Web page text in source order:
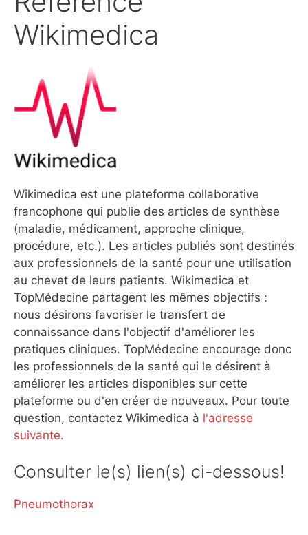
Wikimedica
Wikimedica est une plateforme collaborative
francophone qui publie des articles de synthèse
(maladie, médicament, approche clinique,
procédure, etc.). Les articles publiés sont destinés
aux professionnels de la santé pour une utilisation
au chevet de leurs patients. Wikimedica et
TopMédecine partagent les mêmes objectifs :
nous désirons favoriser le transfert de
connaissance dans l'objectif d'améliorer les
pratiques cliniques. TopMédecine encourage donc
les professionnels de la santé qui le désirent à
améliorer les articles disponibles sur cette
plateforme ou d'en créer de nouveaux. Pour toute
question, contactez Wikimedica à l'adresse
suivante.
Consulter le(s) lien(s) ci-dessous!
Pneumothorax